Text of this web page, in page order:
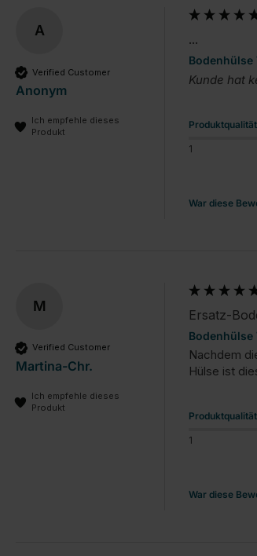
A
Verified Customer
Anonym
Ich empfehle dieses
Produkt
...
Bodenhülse
Kunde hat
Produktqualität
1
War diese
M
Verified Customer
Martina-Chr.
Ich empfehle dieses
Produkt
Ersatz-
Bodenhülse
Nachdem
Produktqualität
1
War diese